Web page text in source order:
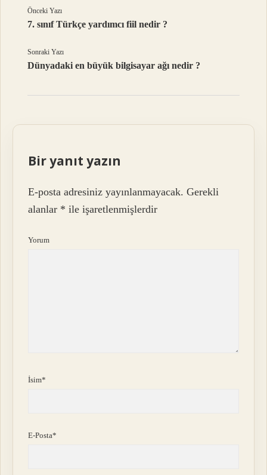
Önceki Yazı
7. sınıf Türkçe yardımcı fiil nedir ?
Sonraki Yazı
Dünyadaki en büyük bilgisayar ağı nedir ?
Bir yanıt yazın
E-posta adresiniz yayınlanmayacak. Gerekli
alanlar * ile işaretlenmişlerdir
Yorum
İsim*
E-Posta*